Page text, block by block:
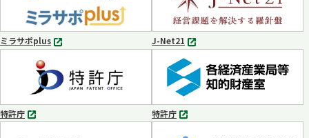
で
開
く
で
開
く
ミラサポplus
別
ブ
で
開
く
J-Net21
別
タ
ブ
で
開
く
特許庁
別
特許庁
別